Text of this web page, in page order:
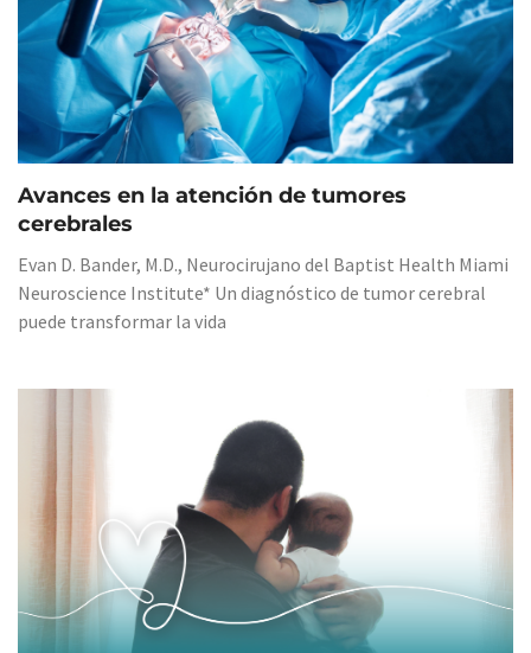
Avances en la atención de tumores
cerebrales
Evan D. Bander, M.D., Neurocirujano del Baptist Health Miami
Neuroscience Institute* Un diagnóstico de tumor cerebral
puede transformar la vida